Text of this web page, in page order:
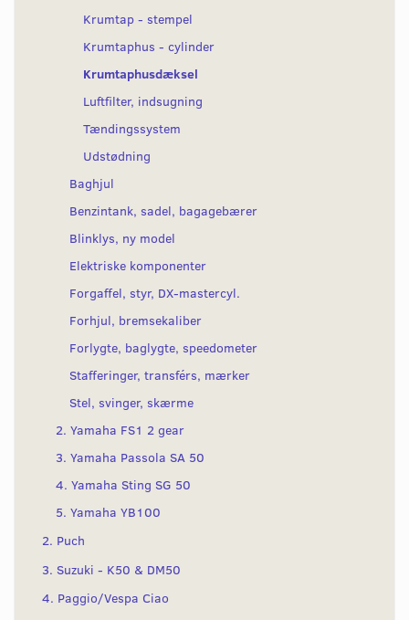
Krumtap - stempel
Krumtaphus - cylinder
Krumtaphusdæksel
Luftfilter, indsugning
Tændingssystem
Udstødning
Baghjul
Benzintank, sadel, bagagebærer
Blinklys, ny model
Elektriske komponenter
Forgaffel, styr, DX-mastercyl.
Forhjul, bremsekaliber
Forlygte, baglygte, speedometer
Stafferinger, transférs, mærker
Stel, svinger, skærme
2. Yamaha FS1 2 gear
3. Yamaha Passola SA 50
4. Yamaha Sting SG 50
5. Yamaha YB100
2. Puch
3. Suzuki - K50 & DM50
4. Paggio/Vespa Ciao